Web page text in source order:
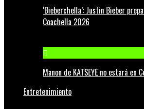
‘Bieberchella’: Justin Bieber
Coachella 2026
Manon de KATSEYE no estará en
Entretenimiento